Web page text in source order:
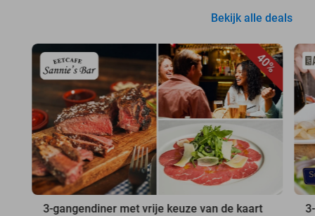
Bekijk alle deals
40%
3-gangendiner met vrije keuze van de kaart